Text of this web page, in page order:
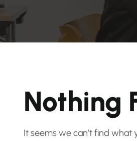
Nothing
It seems we can’t find what